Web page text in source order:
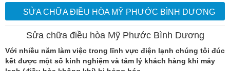
SỬA CHỮA ĐIỀU HÒA MỸ PHƯỚC BÌNH DƯƠNG
Sửa chữa điều hòa Mỹ Phước Bình Dương
Với nhiều năm làm việc trong lĩnh vực điện lạnh chúng tôi đúc
kết được một số kinh nghiệm và tâm lý khách hàng khi máy